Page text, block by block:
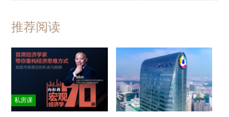
推荐阅读
私房课